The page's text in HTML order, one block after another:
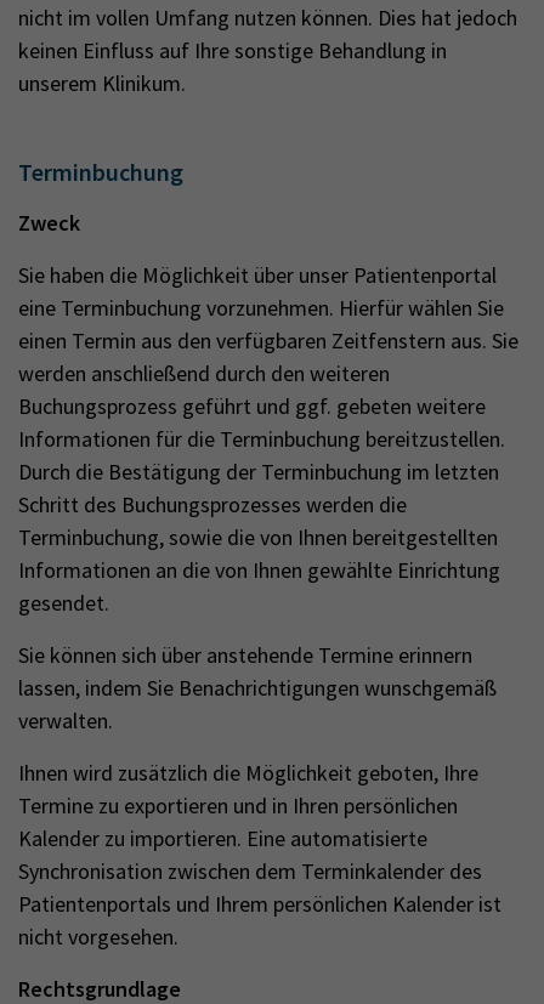
nicht im vollen Umfang nutzen können. Dies hat jedoch
keinen Einfluss auf Ihre sonstige Behandlung in
unserem Klinikum.
Terminbuchung
Zweck
Sie haben die Möglichkeit über unser Patientenportal
eine Terminbuchung vorzunehmen. Hierfür wählen Sie
einen Termin aus den verfügbaren Zeitfenstern aus. Sie
werden anschließend durch den weiteren
Buchungsprozess geführt und ggf. gebeten weitere
Informationen für die Terminbuchung bereitzustellen.
Durch die Bestätigung der Terminbuchung im letzten
Schritt des Buchungsprozesses werden die
Terminbuchung, sowie die von Ihnen bereitgestellten
Informationen an die von Ihnen gewählte Einrichtung
gesendet.
Sie können sich über anstehende Termine erinnern
lassen, indem Sie Benachrichtigungen wunschgemäß
verwalten.
Ihnen wird zusätzlich die Möglichkeit geboten, Ihre
Termine zu exportieren und in Ihren persönlichen
Kalender zu importieren. Eine automatisierte
Synchronisation zwischen dem Terminkalender des
Patientenportals und Ihrem persönlichen Kalender ist
nicht vorgesehen.
Rechtsgrundlage